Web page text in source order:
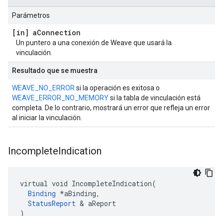
Parámetros
[in] aConnection
Un puntero a una conexión de Weave que usará la
vinculación.
Resultado que se muestra
WEAVE_NO_ERROR si la operación es exitosa o
WEAVE_ERROR_NO_MEMORYsi la tabla de vinculación está
completa. De lo contrario, mostrará un error que refleja un error
al iniciar la vinculación.
IncompleteIndication
virtual void IncompleteIndication(
Binding *aBinding,
StatusReport & aReport
)